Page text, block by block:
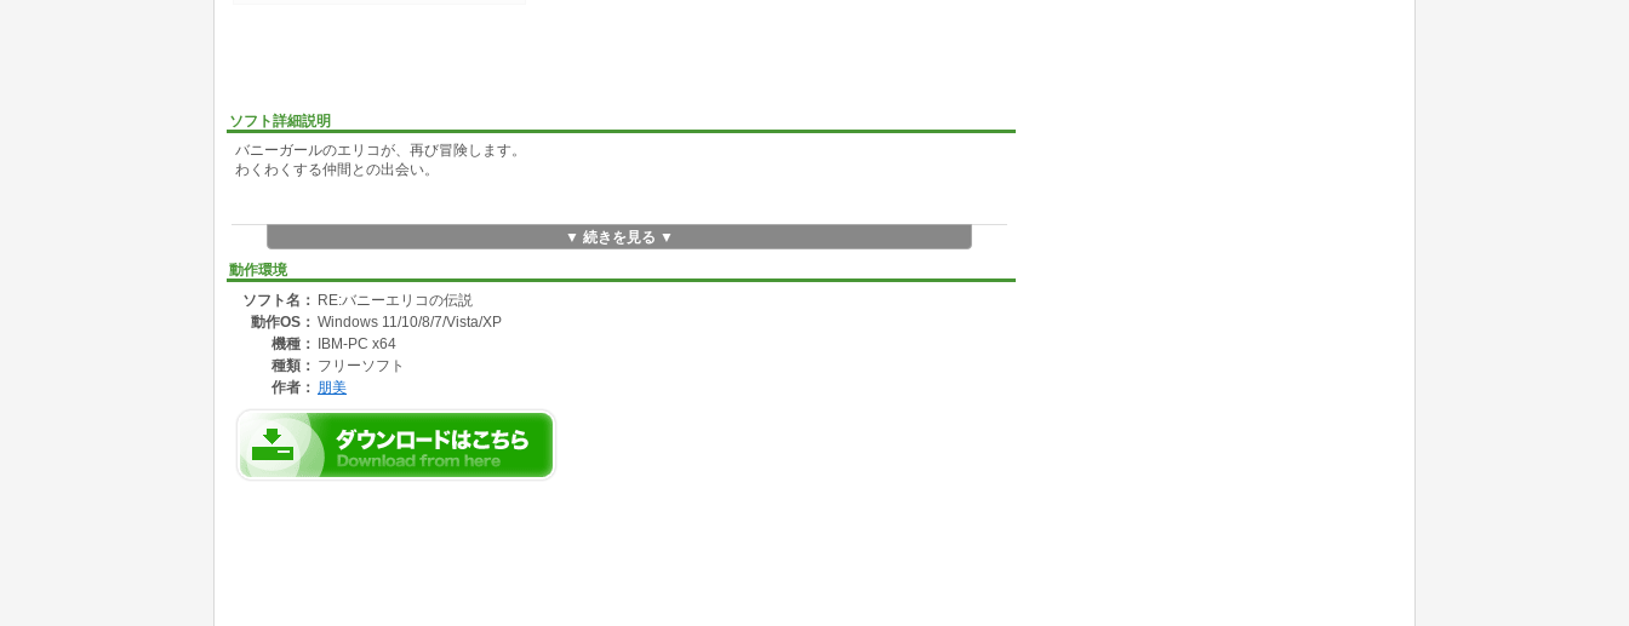
ソフト詳細説明
バニーガールのエリコが、再び冒険します。
わくわくする仲間との出会い。
▼ 続きを見る ▼
動作環境
ソフト名： RE:バニーエリコの伝説
動作OS： Windows 11/10/8/7/Vista/XP
機種：
IBM-PC x64
種類： フリーソフト
作者： 朋美